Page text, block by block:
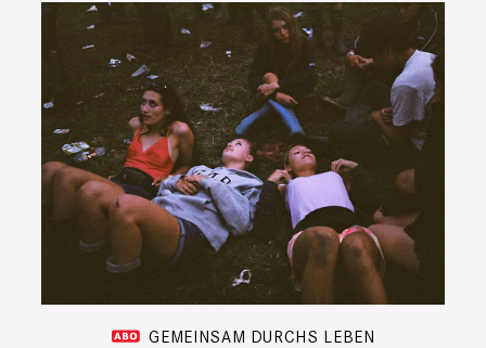
GEMEINSAM DURCHS LEBEN